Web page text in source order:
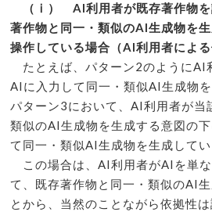
（ⅰ） AI利用者が既存著作物を
著作物と同一・類似のAI生成物を
操作している場合（AI利用者による
たとえば、パターン2のようにAI
AIに入力して同一・類似AI生成物
パターン3において、AI利用者が当
類似のAI生成物を生成する意図の
て同一・類似AI生成物を生成してい
この場合は、AI利用者がAIを単
て、既存著作物と同一・類似のAI
とから、当然のことながら依拠性は